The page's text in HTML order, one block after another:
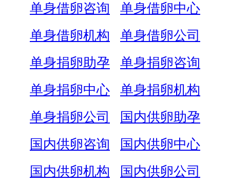
单身借卵咨询
单身借卵中心
单身借卵机构
单身借卵公司
单身捐卵助孕
单身捐卵咨询
单身捐卵中心
单身捐卵机构
单身捐卵公司
国内供卵助孕
国内供卵咨询
国内供卵中心
国内供卵机构
国内供卵公司